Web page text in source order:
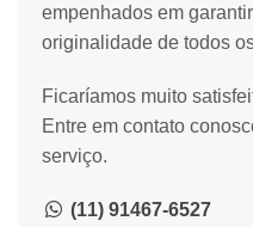
empenhados em
originalidade de todos
Ficaríamos muito
Entre em contato
serviço.
(11) 91467-6527